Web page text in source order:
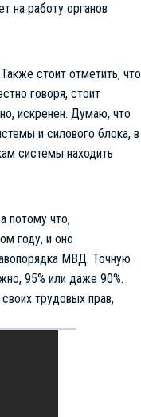
на работу органов
стоит отметить, что
говоря, стоит
искренен. Думаю, что
и силового блока, в
системы находить
потому что,
году, и оно
МВД. Точную
95% или даже 90%.
трудовых прав,